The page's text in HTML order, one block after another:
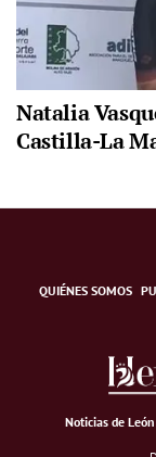
Natalia
Castilla-La
QUIÉNES SOMOS
Noticias de